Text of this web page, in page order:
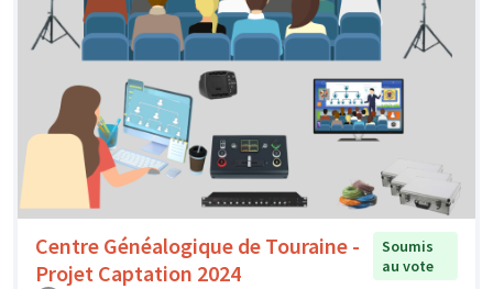
Centre Généalogique de Touraine -
Projet Captation 2024
Soumis
au vote